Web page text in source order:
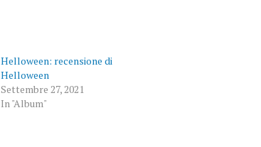
Helloween: recensione di
Helloween
Settembre 27, 2021
In "Album"